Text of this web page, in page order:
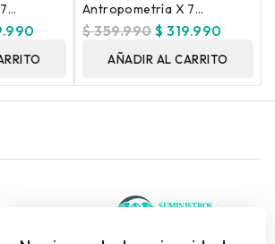
Antropometría X 7
Unidades
$359.990$ 319.990
AÑADIR AL CARRITO